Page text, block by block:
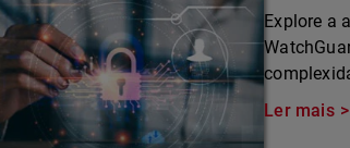
Explore a
Ler mais